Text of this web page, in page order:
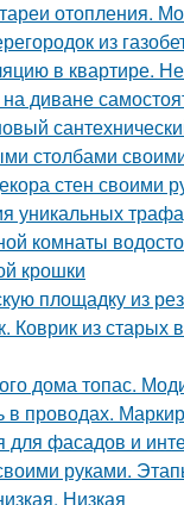
отопления.
из
в квартире.
диване
столбами
стен своими
уникальных
комнаты
крошки
площадку из
Коврик из
дома топас.
в проводах.
для фасадов и
руками.
Низкая